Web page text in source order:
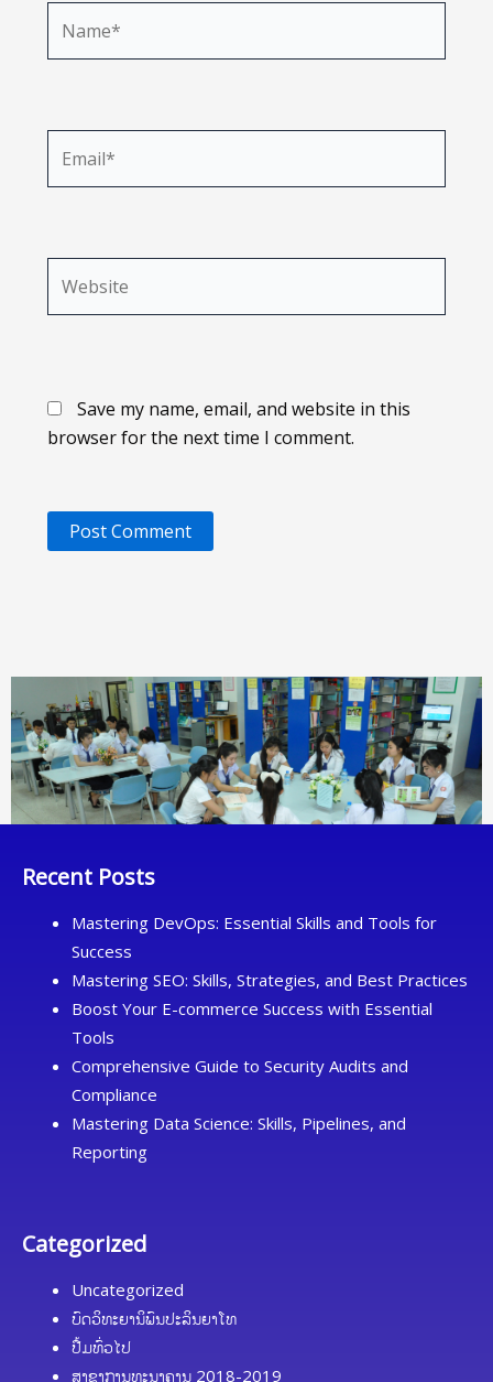
Save my name, email, and website in this
browser for the next time I comment.
Recent Posts
Mastering DevOps: Essential Skills and Tools for
Success
Mastering SEO: Skills, Strategies, and Best Practices
Boost Your E-commerce Success with Essential
Tools
Comprehensive Guide to Security Audits and
Compliance
Mastering Data Science: Skills, Pipelines, and
Reporting
Categorized
Uncategorized
ບົດວິທະຍານິພົນປະລິນຍາໂທ
ປື້ມທົ່ວໄປ
ສາຂາການທະນາຄານ 2018-2019